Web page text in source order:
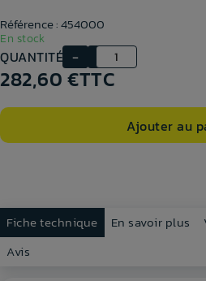
QUANTITÉ
En stock
Référence : 454000
282,60 €TTC
Ajouter au
Fiche technique En savoir plus
Avis